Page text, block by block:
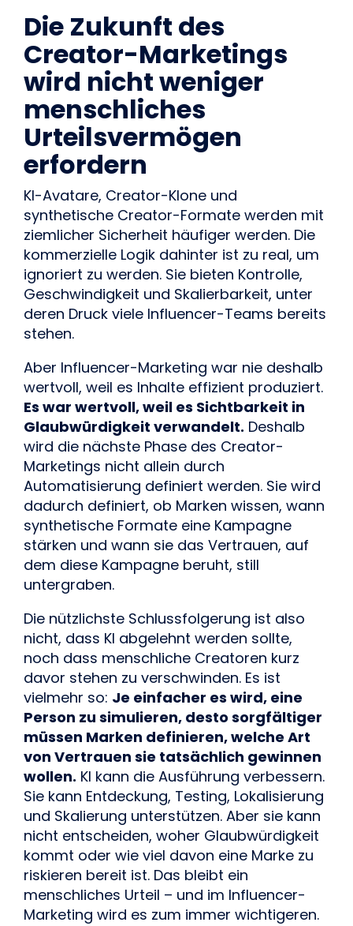
Die Zukunft des
Creator-Marketings
wird nicht weniger
menschliches
Urteilsvermögen
erfordern
KI-Avatare, Creator-Klone und
synthetische Creator-Formate werden mit
ziemlicher Sicherheit häufiger werden. Die
kommerzielle Logik dahinter ist zu real, um
ignoriert zu werden. Sie bieten Kontrolle,
Geschwindigkeit und Skalierbarkeit, unter
deren Druck viele Influencer-Teams bereits
stehen.
Aber Influencer-Marketing war nie deshalb
wertvoll, weil es Inhalte effizient produziert.
Es war wertvoll, weil es Sichtbarkeit in
Glaubwürdigkeit verwandelt. Deshalb
wird die nächste Phase des Creator-
Marketings nicht allein durch
Automatisierung definiert werden. Sie wird
dadurch definiert, ob Marken wissen, wann
synthetische Formate eine Kampagne
stärken und wann sie das Vertrauen, auf
dem diese Kampagne beruht, still
untergraben.
Die nützlichste Schlussfolgerung ist also
nicht, dass KI abgelehnt werden sollte,
noch dass menschliche Creatoren kurz
davor stehen zu verschwinden. Es ist
vielmehr so: Je einfacher es wird, eine
Person zu simulieren, desto sorgfältiger
müssen Marken definieren, welche Art
von Vertrauen sie tatsächlich gewinnen
wollen. KI kann die Ausführung verbessern.
Sie kann Entdeckung, Testing, Lokalisierung
und Skalierung unterstützen. Aber sie kann
nicht entscheiden, woher Glaubwürdigkeit
kommt oder wie viel davon eine Marke zu
riskieren bereit ist. Das bleibt ein
menschliches Urteil – und im Influencer-
Marketing wird es zum immer wichtigeren.